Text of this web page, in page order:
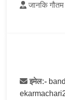
जानकि गौतम
इमेल:-